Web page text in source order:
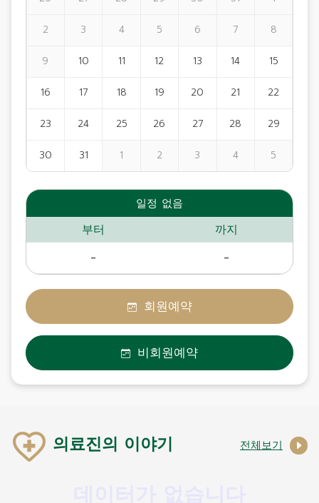
2 3 4 5 6 7 8
9 10 11 12 13 14 15
16 17 18 19 20 21 22
23 24 25 26 27 28 29
30 31 1 2 3 4 5
일정 없음
부터 까지
- -
회원예약
비회원예약
의료진의 이야기 전체보기